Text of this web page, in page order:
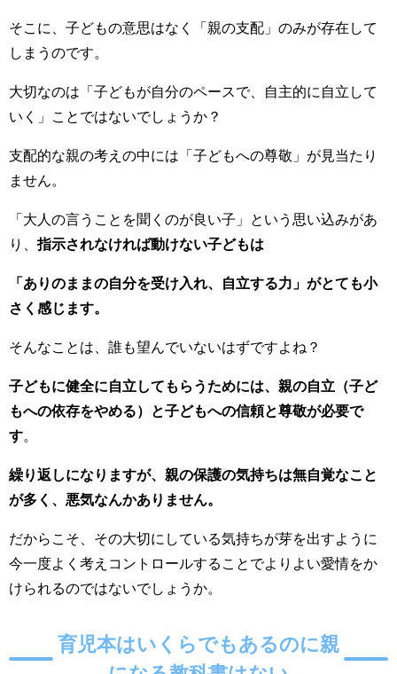
そこに、子どもの意思はなく「親の支配」のみが存在して
しまうのです。
大切なのは「子どもが自分のペースで、自主的に自立して
いく」ことではないでしょうか？
支配的な親の考えの中には「子どもへの尊敬」が見当たり
ません。
「大人の言うことを聞くのが良い子」という思い込みがあ
り、指示されなければ動けない子どもは
「ありのままの自分を受け入れ、自立する力」がとても小
さく感じます。
そんなことは、誰も望んでいないはずですよね？
子どもに健全に自立してもらうためには、親の自立（子ど
もへの依存をやめる）と子どもへの信頼と尊敬が必要で
す
繰り返しになりますが、親の保護の気持ちは無自覚なこと
が多く、悪気なんかありません。
だからこそ、その大切にしている気持ちが芽を出すように
今一度よく考えコントロールすることでよりよい愛情をか
けられるのではないでしょうか。
育児本はいくらでもあるのに親